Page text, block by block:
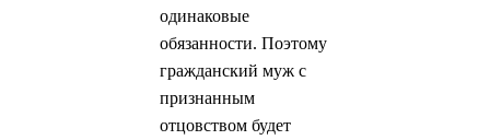
одинаковые
обязанности. Поэтому
гражданский муж с
признанным
отцовством будет